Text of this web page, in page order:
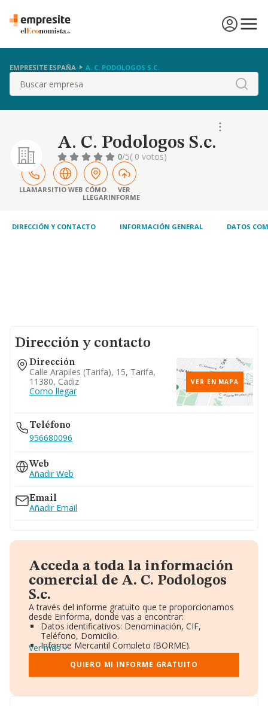
EMPRESITE ESPAÑA A. C. PODOLOGOS S.C.
Buscar
A. C. Podologos S.c.
0/5( 0 votos)
LLAMARSITIO WEB CÓMO
LLEGAR
VER
INFORME
DIRECCIÓN Y CONTACTO INFORMACIÓN GENERAL DATOS
Dirección y contacto
Dirección
Calle Arapiles (tarifa), 15, Tarifa,
11380, Cadiz
Como llegar
VER EN MAPA
Teléfono
956680096
Web
Añadir Web
Email
Añadir Email
Acceda a toda la información
comercial de A. C. Podologos
S.c.
A través del informe gratuito que te proporcionamos
desde Einforma, donde vas a encontrar:
Datos identificativos: Denominación, CIF,
Teléfono, Domicilio.
Informe Mercantil Completo (BORME).
Gráficos de Evolución Ventas y Empleados.
Consejo de Administración y Administradores.
Directivos y Ejecutivos.
Ver más
QUIERO MI INFORME GRATUITO